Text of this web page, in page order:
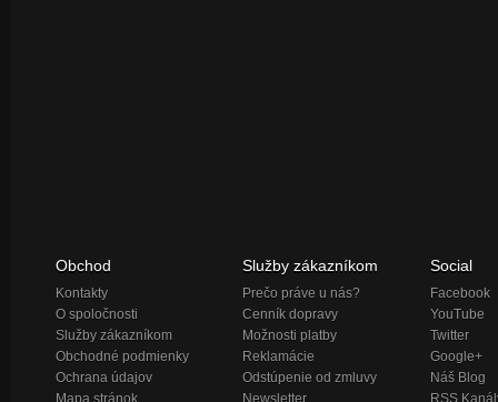
Obchod
Kontakty
O spoločnosti
Služby zákazníkom
Obchodné podmienky
Ochrana údajov
Mapa stránok
Služby zákazníkom
Prečo práve u nás?
Cenník dopravy
Možnosti platby
Reklamácie
Odstúpenie od zmluvy
Newsletter
Social
Facebook
YouTube
Twitter
Google+
Náš Blog
RSS